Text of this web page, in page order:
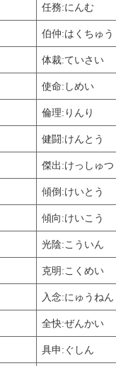
任務:にんむ
伯仲:はくちゅう
体裁:ていさい
使命:しめい
倫理:りんり
健闘:けんとう
傑出:けっしゅつ
傾倒:けいとう
傾向:けいこう
光陰:こういん
克明:こくめい
入念:にゅうねん
全快:ぜんかい
具申:ぐしん